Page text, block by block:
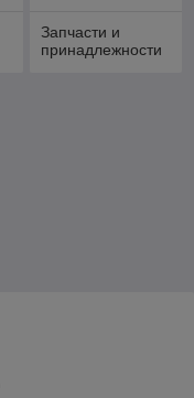
Запчасти и
принадлежности